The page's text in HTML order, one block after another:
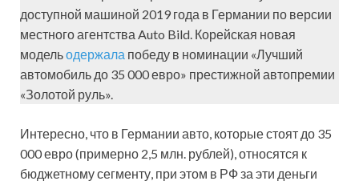
доступной машиной 2019 года в Германии по версии
местного агентства Auto Bild. Корейская новая
модельодержала победу в номинации «Лучший
автомобиль до 35 000 евро» престижной автопремии
«Золотой руль».
Интересно, что в Германии авто, которые стоят до 35
000 евро (примерно 2,5 млн. рублей), относятся к
бюджетному сегменту, при этом в РФ за эти деньги